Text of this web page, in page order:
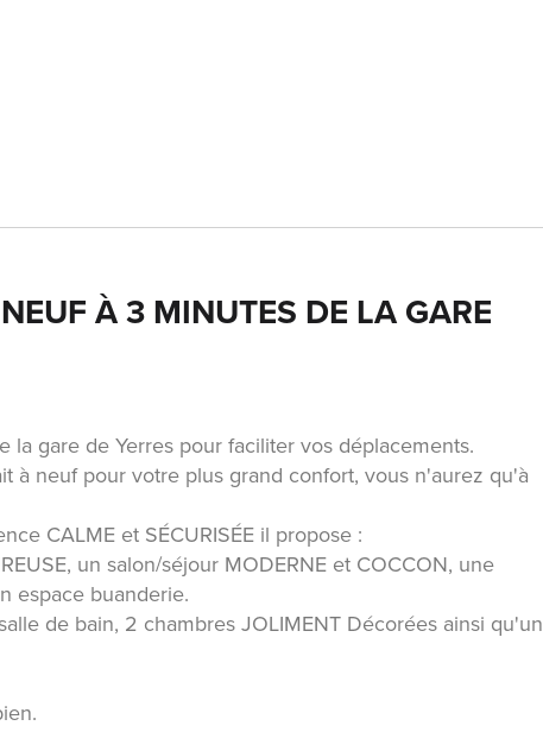
À 3 MINUTES DE LA GARE
gare de Yerres pour faciliter vos déplacements.
à neuf pour votre plus grand confort, vous n'aurez qu'à
CALME et SÉCURISÉE il propose :
un salon/séjour MODERNE et COCCON, une
espace buanderie.
de bain, 2 chambres JOLIMENT Décorées ainsi qu'un